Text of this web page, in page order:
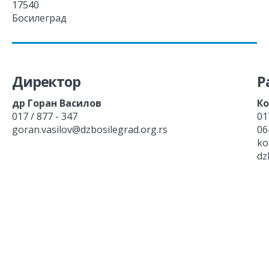
17540
Босилеград
Директор
др Горан Василов
017 / 877 - 347
goran.vasilov@dzbosilegrad.org.rs